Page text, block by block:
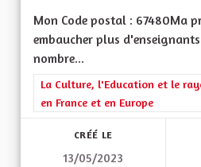
Mon Code postal : 67480Ma
embaucher plus
nombre...
Filtrer les résultats de la
La Culture, l'Education et le
en France et en Europe
CRÉÉ LE
13/05/2023